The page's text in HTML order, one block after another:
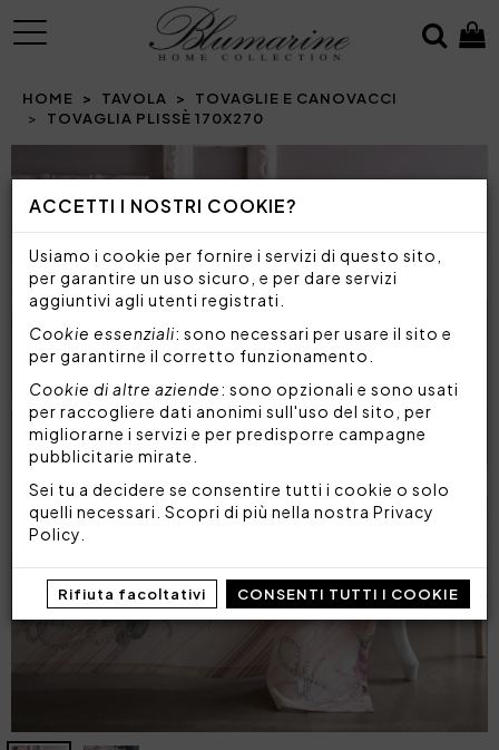
ACCETTI I NOSTRI COOKIE?
Usiamo i cookie per fornire i servizi di questo sito,
per garantire un uso sicuro, e per dare servizi
aggiuntivi agli utenti registrati.
Cookie essenziali: sono necessari per usare il sito e
per garantirne il corretto funzionamento.
Cookie di altre aziende: sono opzionali e sono usati
per raccogliere dati anonimi sull'uso del sito, per
migliorarne i servizi e per predisporre campagne
pubblicitarie mirate.
Sei tu a decidere se consentire tutti i cookie o solo
quelli necessari. Scopri di più nella nostra Privacy
Policy
Rifiuta facoltativi CONSENTI TUTTI I COOKIE
MENU
HOME TAVOLA
TOVAGLIE E CANOVACCI
TOVAGLIA PLISSÈ 170X270
Prev